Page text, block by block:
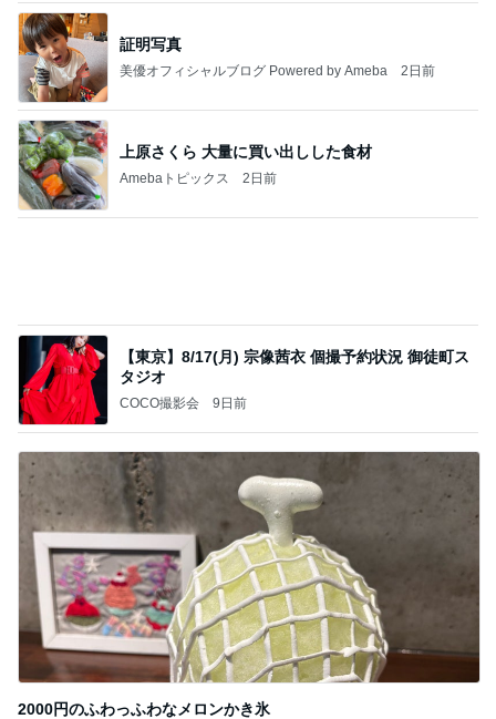
証明写真
美優オフィシャルブログ Powered by Ameba 2日前
上原さくら 大量に買い出しした食材
Amebaトピックス 2日前
【東京】8/17(月) 宗像茜衣 個撮予約状況 御徒町ス
タジオ
COCO撮影会 9日前
2000円のふわっふわなメロンかき氷